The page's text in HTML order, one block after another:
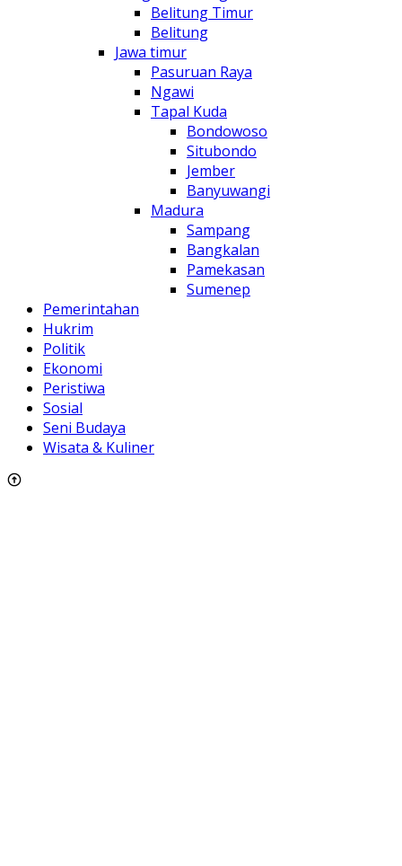
Belitung Timur
Belitung
Jawa timur
Pasuruan Raya
Ngawi
Tapal Kuda
Bondowoso
Situbondo
Jember
Banyuwangi
Madura
Sampang
Bangkalan
Pamekasan
Sumenep
Pemerintahan
Hukrim
Politik
Ekonomi
Peristiwa
Sosial
Seni Budaya
Wisata & Kuliner